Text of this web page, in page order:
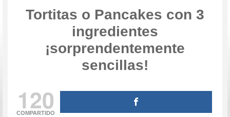
Tortitas o Pancakes con 3
ingredientes
¡sorprendentemente
sencillas!
120
COMPARTIDO